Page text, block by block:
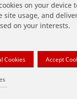
on your device
site usage, and
on your interests.
Cookies Accept